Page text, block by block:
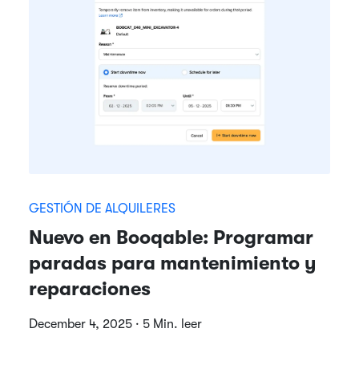
GESTIÓN DE ALQUILERES
Nuevo en Booqable: Programar
paradas para mantenimiento y
reparaciones
December 4, 2025 · 5 Min. leer